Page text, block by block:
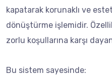
kapatarak korunaklı ve
dönüştürme işlemidir.
zorlu koşullarına karşı
Bu sistem sayesinde: